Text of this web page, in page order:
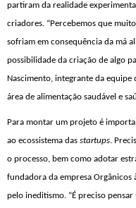
partiram da realidade
criadores. “Percebemos que
sofriam em consequência da má
possibilidade da criação de algo
Nascimento, integrante da equipe
área de alimentação saudável e
Para montar um projeto é
ao ecossistema das startups.
o processo, bem como adotar
fundadora da empresa Orgânicos
pelo ineditismo. “É preciso